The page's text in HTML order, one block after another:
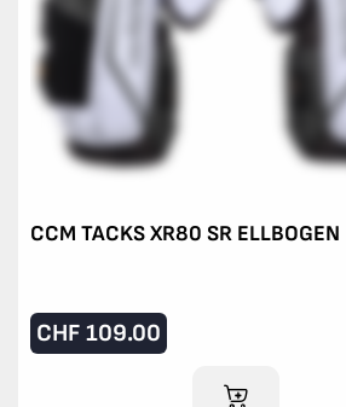
CCM TACKS XR80 SR ELLBOGEN
CHF 109.00
IM WARENKORB